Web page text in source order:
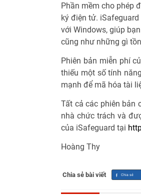
Phần mềm cho phép
ký điện tử.
với Windows, giúp
cũng như những gì
Phiên bản miễn phí
thiếu một số tính
mạnh để mã hóa tài
Tất cả các phiên bản
nhà chức trách và
của iSafeguard tại
Hoàng Thy
Chia sẻ bài viết